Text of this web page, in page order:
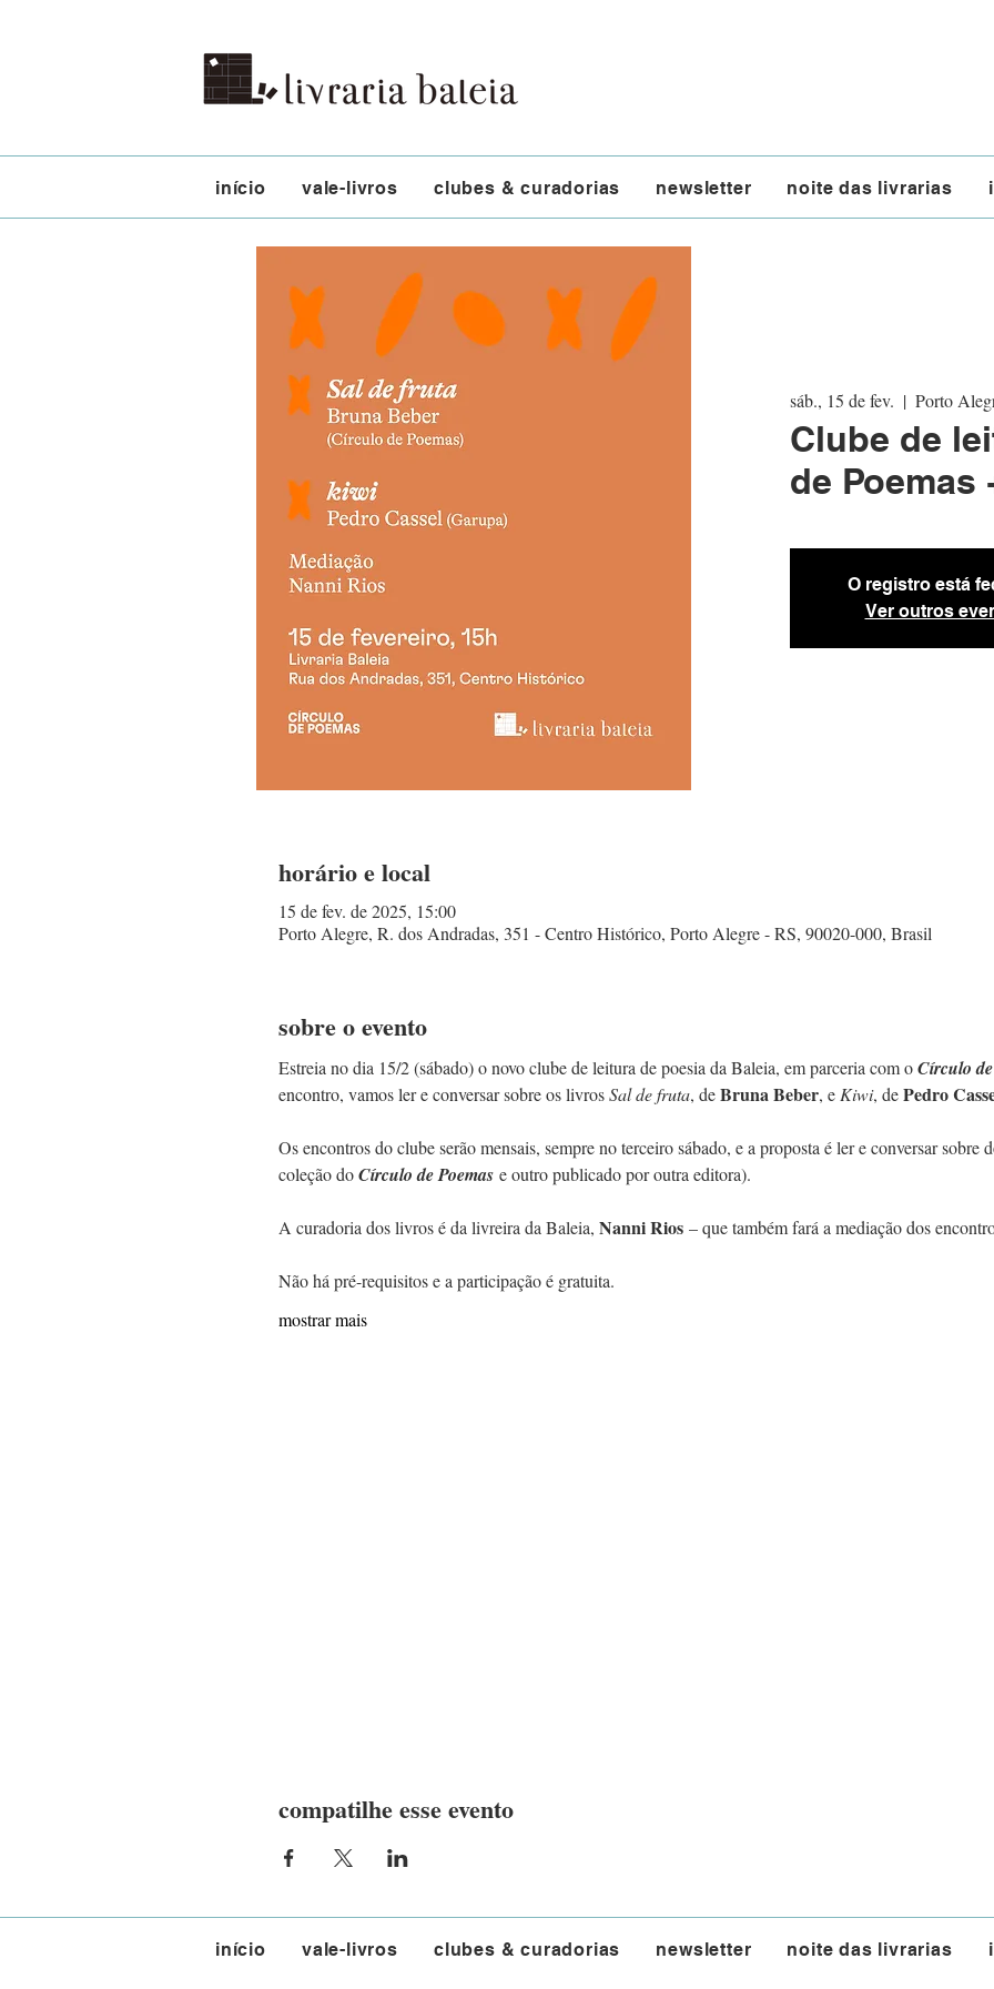
início vale-livros clubes & curadorias newsletter noite das livrarias
sáb., 15 de fev.
  |
Porto
Clube de
de Poemas
O registro está
Ver outros
horário e local
15 de fev. de 2025, 15:00
Porto Alegre, R. dos Andradas, 351 - Centro Histórico, Porto Alegre - RS, 90020-000, Brasil
sobre o evento
Estreia no dia 15/2 (sábado) o novo clube de leitura de poesia da Baleia, em parceria com o Círculo
encontro, vamos ler e conversar sobre os livros Sal de fruta, de Bruna Beber, e Kiwi, de Pedro
Os encontros do clube serão mensais, sempre no terceiro sábado, e a proposta é ler e conversar sobre
coleção do Círculo de Poemas e outro publicado por outra editora).
A curadoria dos livros é da livreira da Baleia, Nanni Rios – que também fará a mediação dos
Não há pré-requisitos e a participação é gratuita.
mostrar mais
compatilhe esse evento
início vale-livros clubes & curadorias newsletter noite das livrarias